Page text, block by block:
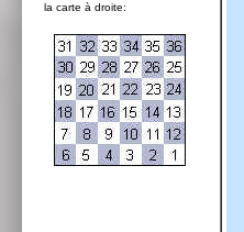
la carte à droite: